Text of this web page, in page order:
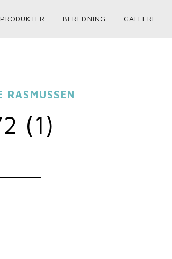
PRODUKTER BEREDNING GALLERI
RASMUSSEN
(1)